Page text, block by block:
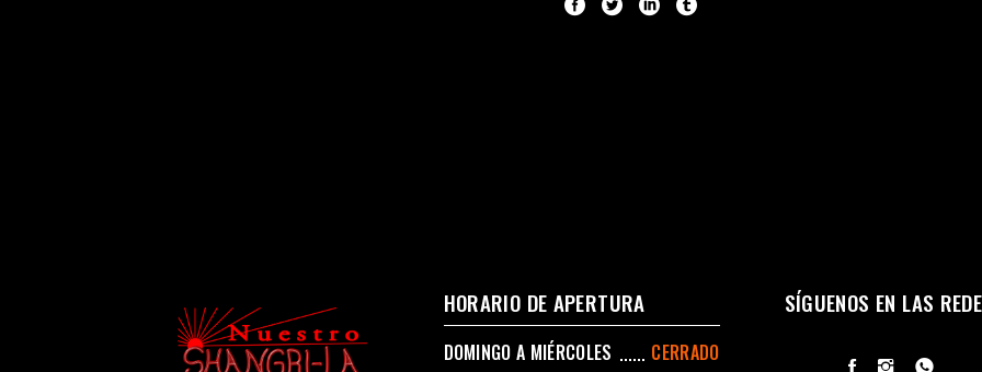
HORARIO DE APERTURA
DOMINGO A MIÉRCOLES CERRADO
SÍGUENOS EN LAS